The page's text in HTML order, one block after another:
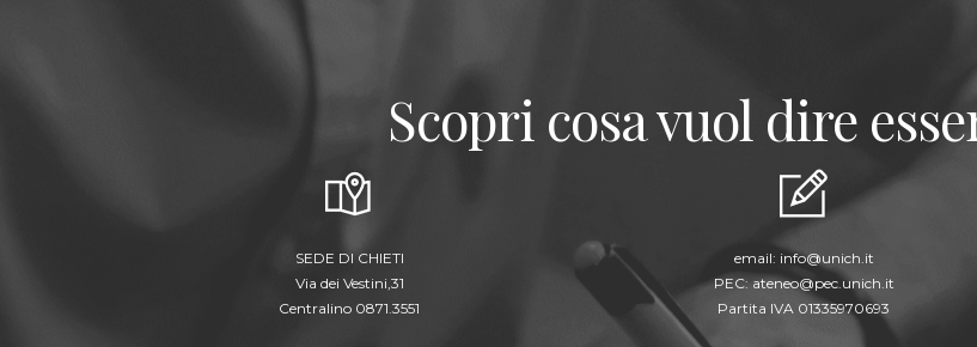
Scopri cosa vuol dire
SEDE DI CHIETI
Via dei Vestini,31
Centralino 0871.3551
email: info@unich.it
PEC: ateneo@pec.unich.it
Partita IVA 01335970693